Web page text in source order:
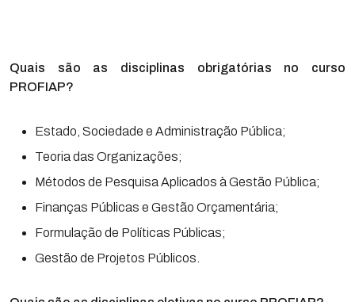
Quais são as disciplinas obrigatórias no curso
PROFIAP?
Estado, Sociedade e Administração Pública;
Teoria das Organizações;
Métodos de Pesquisa Aplicados à Gestão Pública;
Finanças Públicas e Gestão Orçamentária;
Formulação de Políticas Públicas;
Gestão de Projetos Públicos.